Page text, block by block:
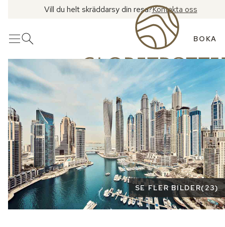
Vill du helt skräddarsy din resa?Kontakta oss
MenyÖppna sök BOKA
Se fler bilder
SE FLER BILDER(23)